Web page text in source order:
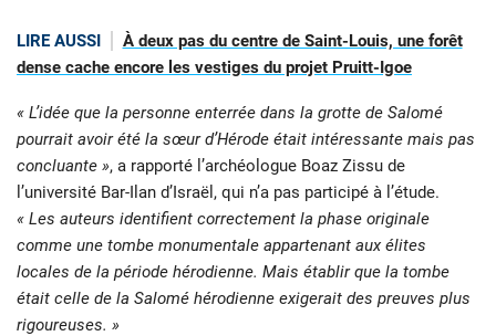
LIRE AUSSI
À deux pas du centre de Saint-Louis, une forêt
dense cache encore les vestiges du projet Pruitt-Igoe
« L’idée que la personne enterrée dans la grotte de Salomé
pourrait avoir été la sœur d’Hérode était intéressante mais pas
concluante », a rapporté l’archéologue Boaz Zissu de
l’université Bar-Ilan d’Israël, qui n’a pas participé à l’étude.
« Les auteurs identifient correctement la phase originale
comme une tombe monumentale appartenant aux élites
locales de la période hérodienne. Mais établir que la tombe
était celle de la Salomé hérodienne exigerait des preuves plus
rigoureuses. »